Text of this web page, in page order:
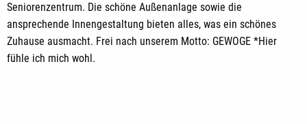
Seniorenzentrum. Die schöne Außenanlage sowie die
ansprechende Innengestaltung bieten alles, was ein schönes
Zuhause ausmacht. Frei nach unserem Motto: GEWOGE *Hier
fühle ich mich wohl.